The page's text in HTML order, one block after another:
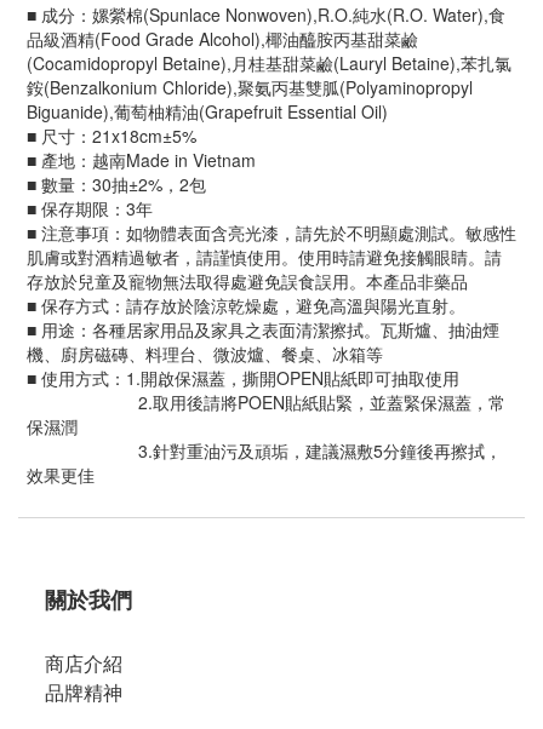
■ 成分：嫘縈棉(Spunlace Nonwoven),R.O.純水(R.O. Water),食
品級酒精(Food Grade Alcohol),椰油醯胺丙基甜菜鹼
(Cocamidopropyl Betaine),月桂基甜菜鹼(Lauryl Betaine),苯扎氯
銨(Benzalkonium Chloride),聚氨丙基雙胍(Polyaminopropyl
Biguanide),葡萄柚精油(Grapefruit Essential Oil)
■ 尺寸：21x18cm±5%
■ 產地：越南Made in Vietnam
■ 數量：30抽±2%，2包
■ 保存期限：3年
■ 注意事項：如物體表面含亮光漆，請先於不明顯處測試。敏感性
肌膚或對酒精過敏者，請謹慎使用。使用時請避免接觸眼睛。請
存放於兒童及寵物無法取得處避免誤食誤用。本產品非藥品
■ 保存方式：請存放於陰涼乾燥處，避免高溫與陽光直射。
■ 用途：各種居家用品及家具之表面清潔擦拭。瓦斯爐、抽油煙
機、廚房磁磚、料理台、微波爐、餐桌、冰箱等
■ 使用方式：1.開啟保濕蓋，撕開OPEN貼紙即可抽取使用
2.取用後請將POEN貼紙貼緊，並蓋緊保濕蓋，常
保濕潤
3.針對重油污及頑垢，建議濕敷5分鐘後再擦拭，
效果更佳
關於我們
商店介紹
品牌精神